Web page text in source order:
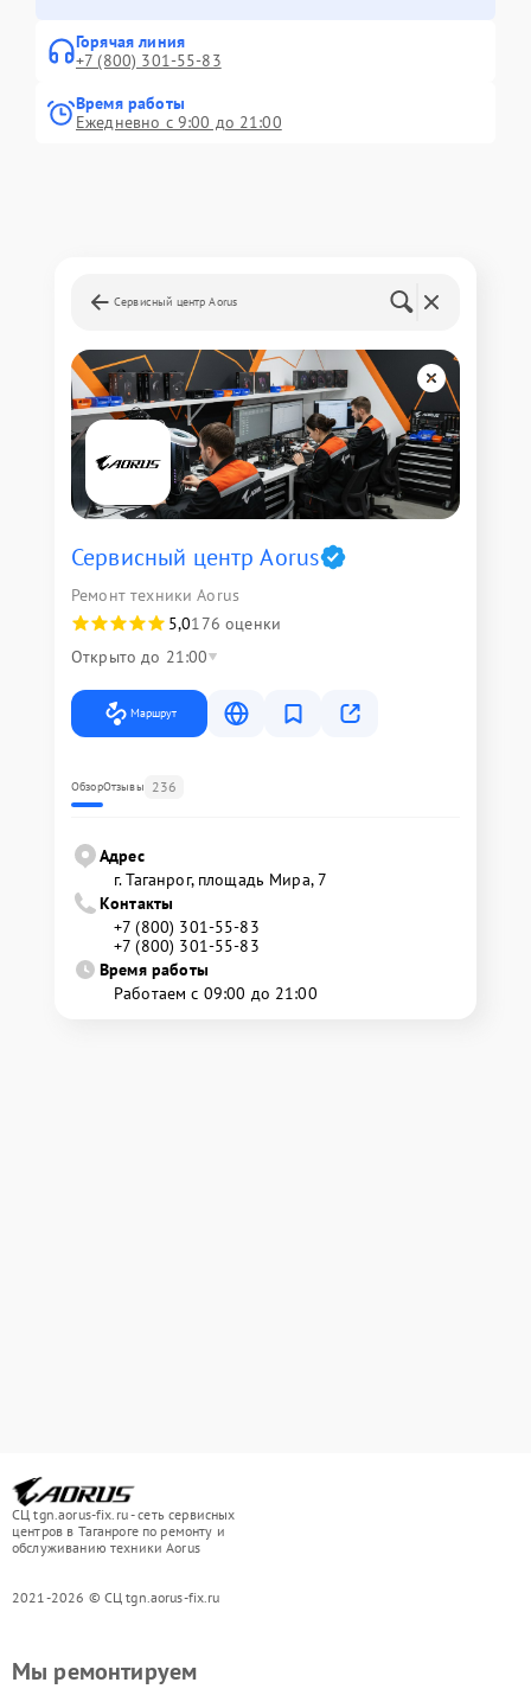
Горячая линия
+7 (800) 301-55-83
Время работы
Ежедневно с 9:00 до 21:00
Сервисный центр Aorus
Сервисный центр Aorus
Ремонт техники Aorus
5,0176 оценки
Открыто до 21:00
Маршрут
ОбзорОтзывы 236
Адрес
г. Таганрог, площадь Мира, 7
Контакты
+7 (800) 301-55-83
+7 (800) 301-55-83
Время работы
Работаем с 09:00 до 21:00
СЦ tgn.aorus-fix.ru - сеть сервисных
центров в Таганроге по ремонту и
обслуживанию техники Aorus
2021-2026 © СЦ tgn.aorus-fix.ru
Мы ремонтируем